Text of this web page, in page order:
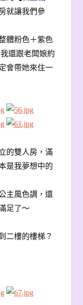
就讓我們參
體粉色＋紫色
還跟老闆娘約
會帶她來住一
的雙人房，滿
是我夢想中的
主風色調，還
足了〜
二樓的樓梯？